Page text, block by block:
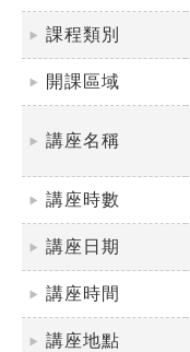
課程類別
開課區域
講座名稱
講座時數
講座日期
講座時間
講座地點